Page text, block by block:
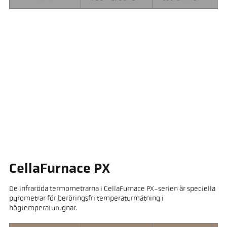
CellaFurnace PX
De infraröda termometrarna i CellaFurnace PX-serien är speciella
pyrometrar för beröringsfri temperaturmätning i
högtemperaturugnar.